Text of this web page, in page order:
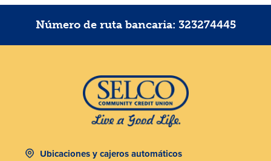
Número de ruta bancaria: 323274445
Ubicaciones y cajeros automáticos